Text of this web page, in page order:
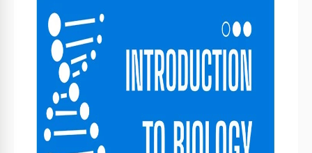
November 19, 2021
Dernière mise à jour
May 23, 2026
Communauté
Ajouté aux collections par 12 Utilisateurs
Statistiques d’utilisation
À propos de ce modèle